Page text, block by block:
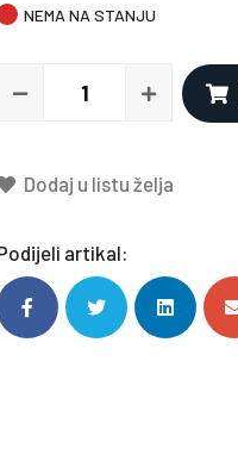
NEMA NA STANJU
Dodaj u listu želja
artikal: